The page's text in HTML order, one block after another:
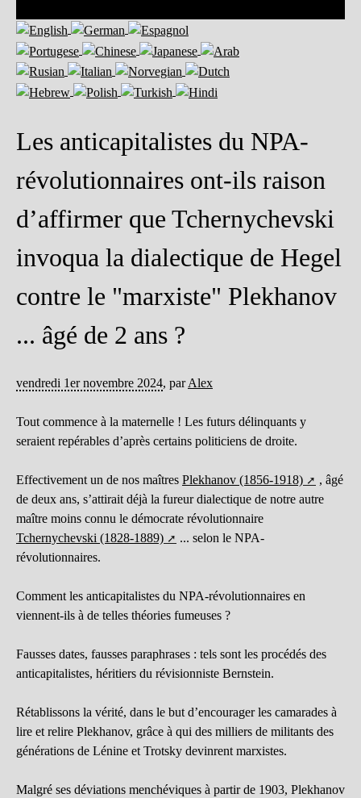
Les anticapitalistes du NPA-
révolutionnaires ont-ils raison
d’affirmer que Tchernychevski
invoqua la dialectique de Hegel
contre le "marxiste" Plekhanov
... âgé de 2 ans ?
vendredi 1er novembre 2024, parAlex
Tout commence à la maternelle ! Les futurs délinquants y
seraient repérables d’après certains politiciens de droite.
Effectivement un de nos maîtres Plekhanov (1856-1918)
, âgé
de deux ans, s’attirait déjà la fureur dialectique de notre autre
maître moins connu le démocrate révolutionnaire
Tchernychevski (1828-1889)
... selon le NPA-
révolutionnaires.
Comment les anticapitalistes du NPA-révolutionnaires en
viennent-ils à de telles théories fumeuses ?
Fausses dates, fausses paraphrases : tels sont les procédés des
anticapitalistes, héritiers du révisionniste Bernstein.
Rétablissons la vérité, dans le but d’encourager les camarades à
lire et relire Plekhanov, grâce à qui des milliers de militants des
générations de Lénine et Trotsky devinrent marxistes.
Malgré ses déviations menchéviques à partir de 1903, Plekhanov